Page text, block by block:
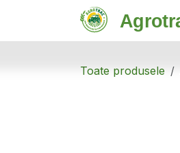
Toate produsele